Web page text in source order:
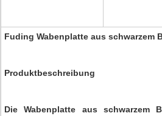
Fuding Wabenplatte aus schwarzem
Produktbeschreibung
Die Wabenplatte aus